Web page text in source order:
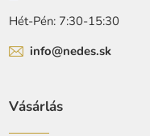
Hét-Pén: 7:30-15:30
info@nedes.sk
Vásárlás